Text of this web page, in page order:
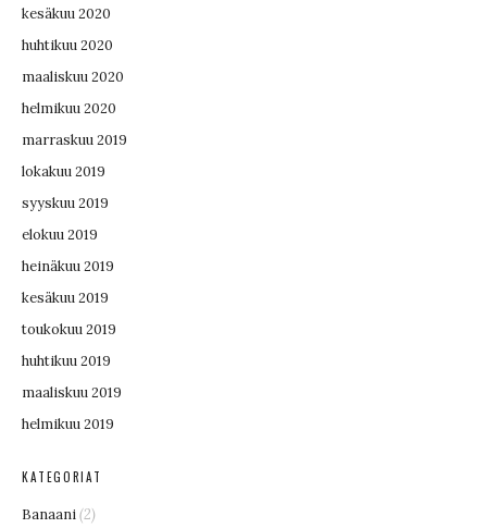
kesäkuu 2020
huhtikuu 2020
maaliskuu 2020
helmikuu 2020
marraskuu 2019
lokakuu 2019
syyskuu 2019
elokuu 2019
heinäkuu 2019
kesäkuu 2019
toukokuu 2019
huhtikuu 2019
maaliskuu 2019
helmikuu 2019
KATEGORIAT
Banaani(2)